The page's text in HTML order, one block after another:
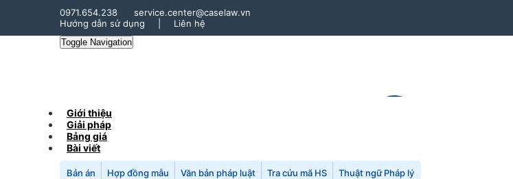
0971.654.238
service.center@caselaw.vn
Hướng dẫn sử dụng
Liên hệ
Toggle Navigation
Giới thiệu
Giải pháp
Bảng giá
Bài viết
Bản án Hợp đồng mẫu Văn bản pháp luật Tra cứu mã HS Thuật ngữ Pháp lý